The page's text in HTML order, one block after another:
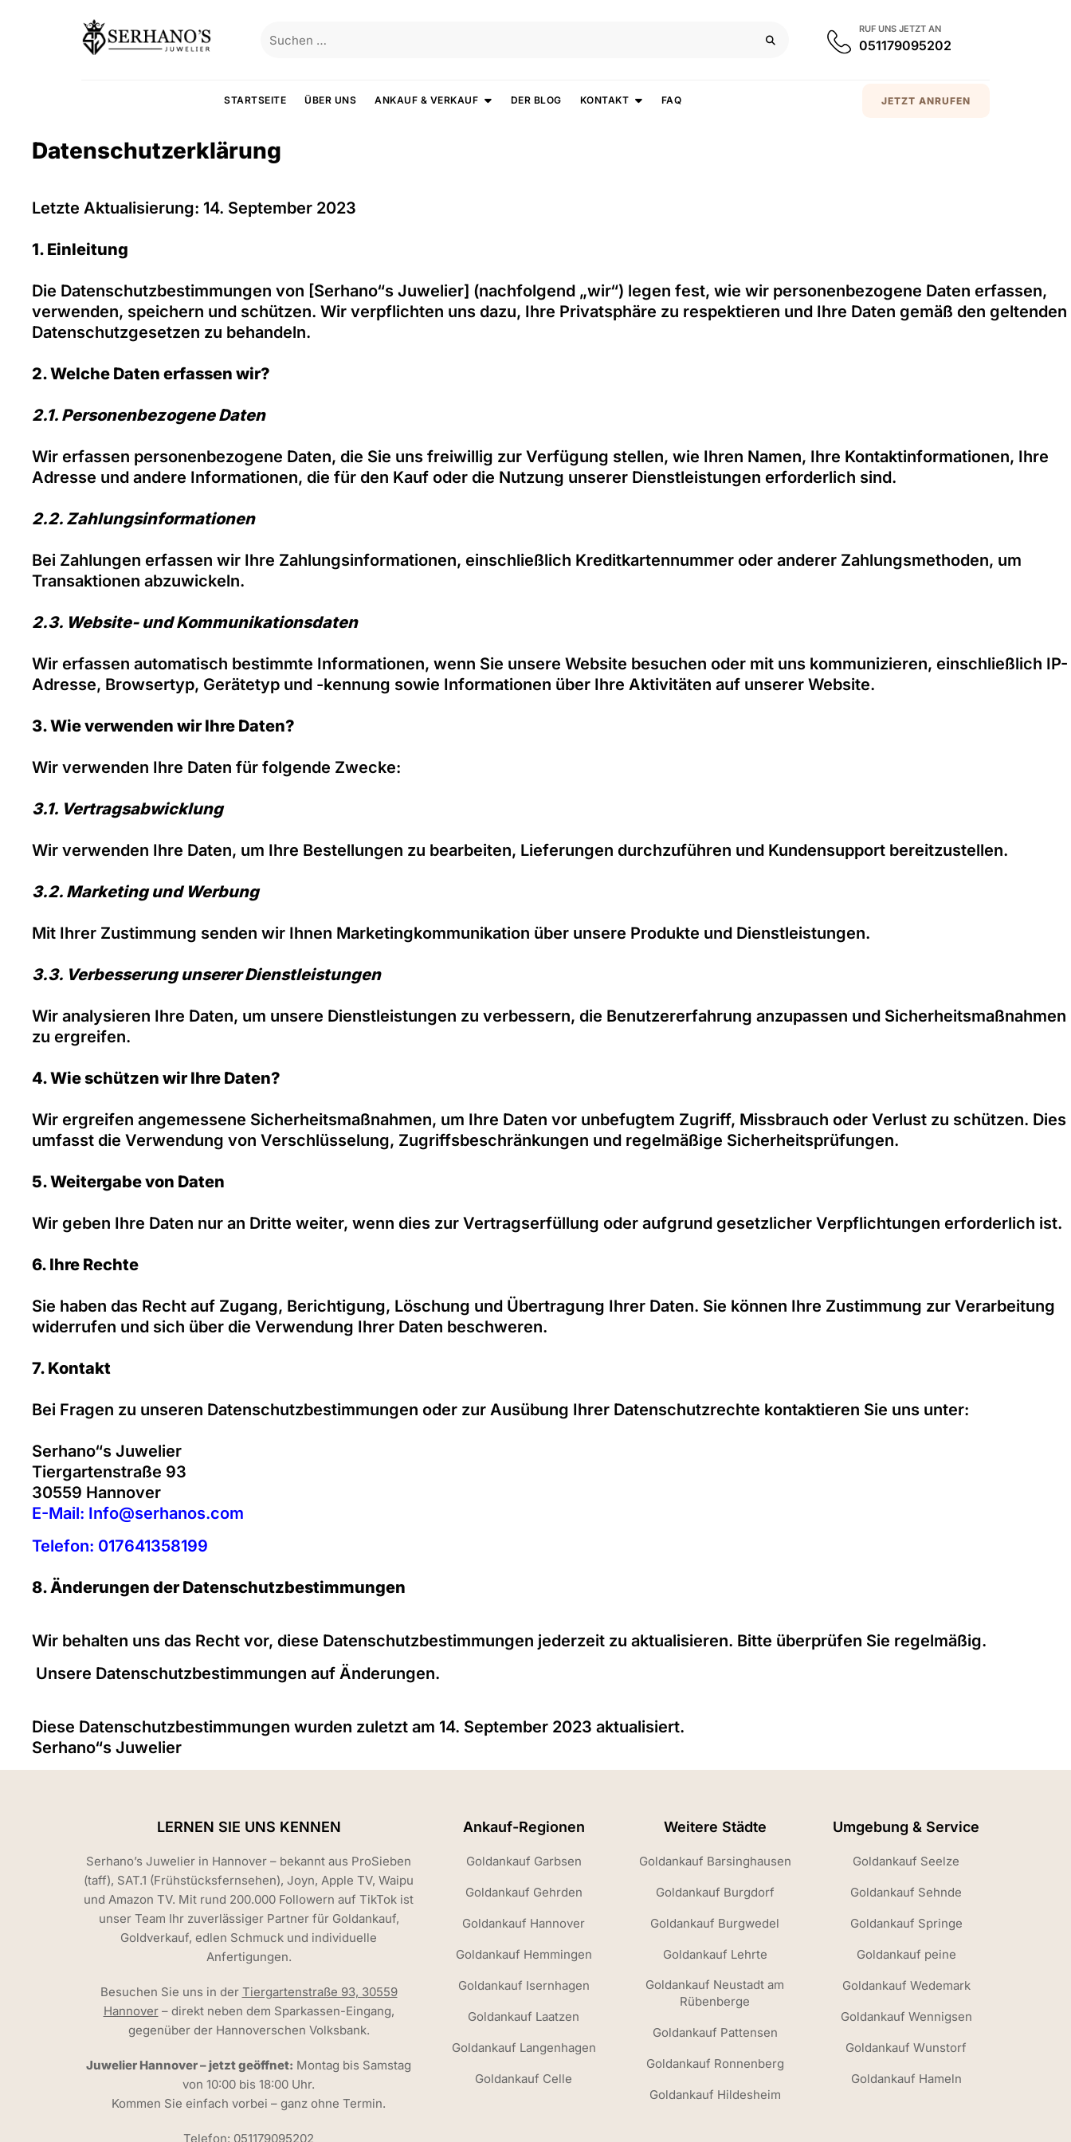
RUF UNS JETZT AN
051179095202
STARTSEITE ÜBER UNS ANKAUF & VERKAUF DER BLOG KONTAKT FAQ JETZT ANRUFEN
Datenschutzerklärung
Letzte Aktualisierung: 14. September 2023
1. Einleitung
Die Datenschutzbestimmungen von [Serhano“s Juwelier] (nachfolgend „wir“) legen fest, wie wir personenbezogene Daten erfassen,
verwenden, speichern und schützen. Wir verpflichten uns dazu, Ihre Privatsphäre zu respektieren und Ihre Daten gemäß den geltenden
Datenschutzgesetzen zu behandeln.
2. Welche Daten erfassen wir?
2.1. Personenbezogene Daten
Wir erfassen personenbezogene Daten, die Sie uns freiwillig zur Verfügung stellen, wie Ihren Namen, Ihre Kontaktinformationen, Ihre
Adresse und andere Informationen, die für den Kauf oder die Nutzung unserer Dienstleistungen erforderlich sind.
2.2. Zahlungsinformationen
Bei Zahlungen erfassen wir Ihre Zahlungsinformationen, einschließlich Kreditkartennummer oder anderer Zahlungsmethoden, um
Transaktionen abzuwickeln.
2.3. Website- und Kommunikationsdaten
Wir erfassen automatisch bestimmte Informationen, wenn Sie unsere Website besuchen oder mit uns kommunizieren, einschließlich IP-
Adresse, Browsertyp, Gerätetyp und -kennung sowie Informationen über Ihre Aktivitäten auf unserer Website.
3. Wie verwenden wir Ihre Daten?
Wir verwenden Ihre Daten für folgende Zwecke:
3.1. Vertragsabwicklung
Wir verwenden Ihre Daten, um Ihre Bestellungen zu bearbeiten, Lieferungen durchzuführen und Kundensupport bereitzustellen.
3.2. Marketing und Werbung
Mit Ihrer Zustimmung senden wir Ihnen Marketingkommunikation über unsere Produkte und Dienstleistungen.
3.3. Verbesserung unserer Dienstleistungen
Wir analysieren Ihre Daten, um unsere Dienstleistungen zu verbessern, die Benutzererfahrung anzupassen und Sicherheitsmaßnahmen
zu ergreifen.
4. Wie schützen wir Ihre Daten?
Wir ergreifen angemessene Sicherheitsmaßnahmen, um Ihre Daten vor unbefugtem Zugriff, Missbrauch oder Verlust zu schützen. Dies
umfasst die Verwendung von Verschlüsselung, Zugriffsbeschränkungen und regelmäßige Sicherheitsprüfungen.
5. Weitergabe von Daten
Wir geben Ihre Daten nur an Dritte weiter, wenn dies zur Vertragserfüllung oder aufgrund gesetzlicher Verpflichtungen erforderlich ist.
6. Ihre Rechte
Sie haben das Recht auf Zugang, Berichtigung, Löschung und Übertragung Ihrer Daten. Sie können Ihre Zustimmung zur Verarbeitung
widerrufen und sich über die Verwendung Ihrer Daten beschweren.
7. Kontakt
Bei Fragen zu unseren Datenschutzbestimmungen oder zur Ausübung Ihrer Datenschutzrechte kontaktieren Sie uns unter:
Serhano“s Juwelier
Tiergartenstraße 93
30559 Hannover
E-Mail: Info@serhanos.com
Telefon: 017641358199
8. Änderungen der Datenschutzbestimmungen
Wir behalten uns das Recht vor, diese Datenschutzbestimmungen jederzeit zu aktualisieren. Bitte überprüfen Sie regelmäßig.
Unsere Datenschutzbestimmungen auf Änderungen.
Diese Datenschutzbestimmungen wurden zuletzt am 14. September 2023 aktualisiert.
Serhano“s Juwelier
LERNEN SIE UNS KENNEN
Serhano’s Juwelier in Hannover – bekannt aus ProSieben
(taff), SAT.1 (Frühstücksfernsehen), Joyn, Apple TV, Waipu
und Amazon TV. Mit rund 200.000 Followern auf TikTok ist
unser Team Ihr zuverlässiger Partner für Goldankauf,
Goldverkauf, edlen Schmuck und individuelle
Anfertigungen.
Besuchen Sie uns in der Tiergartenstraße 93, 30559
Hannover– direkt neben dem Sparkassen-Eingang,
gegenüber der Hannoverschen Volksbank.
Juwelier Hannover – jetzt geöffnet: Montag bis Samstag
von 10:00 bis 18:00 Uhr.
Kommen Sie einfach vorbei – ganz ohne Termin.
Telefon: 051179095202
Ankauf-Regionen
Goldankauf Garbsen
Goldankauf Gehrden
Goldankauf Hannover
Goldankauf Hemmingen
Goldankauf Isernhagen
Goldankauf Laatzen
Goldankauf Langenhagen
Goldankauf Celle
Weitere Städte
Goldankauf Barsinghausen
Goldankauf Burgdorf
Goldankauf Burgwedel
Goldankauf Lehrte
Goldankauf Neustadt am
Rübenberge
Goldankauf Pattensen
Goldankauf Ronnenberg
Goldankauf Hildesheim
Umgebung & Service
Goldankauf Seelze
Goldankauf Sehnde
Goldankauf Springe
Goldankauf peine
Goldankauf Wedemark
Goldankauf Wennigsen
Goldankauf Wunstorf
Goldankauf Hameln